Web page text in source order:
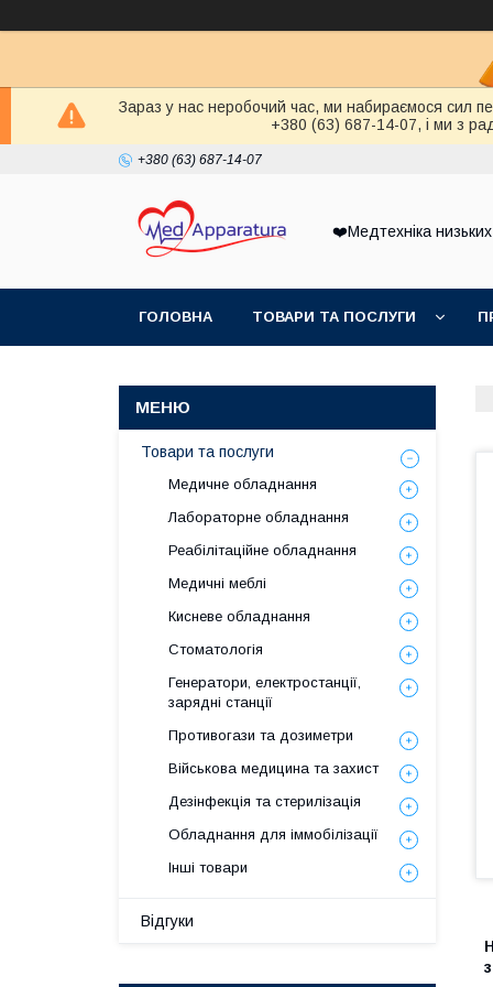
Зараз у нас неробочий час, ми набираємося сил
+380 (63) 687-14-07, і ми з
+380 (63) 687-14-07
❤️Медтехніка низьких
ГОЛОВНА ТОВАРИ ТА ПОСЛУГИ
Товари та послуги
Медичне обладнання
Лабораторне обладнання
Реабілітаційне обладнання
Медичні меблі
Кисневе обладнання
Стоматологія
Генератори, електростанції,
зарядні станції
Противогази та дозиметри
Військова медицина та захист
Дезінфекція та стерилізація
Обладнання для іммобілізації
Інші товари
Відгуки